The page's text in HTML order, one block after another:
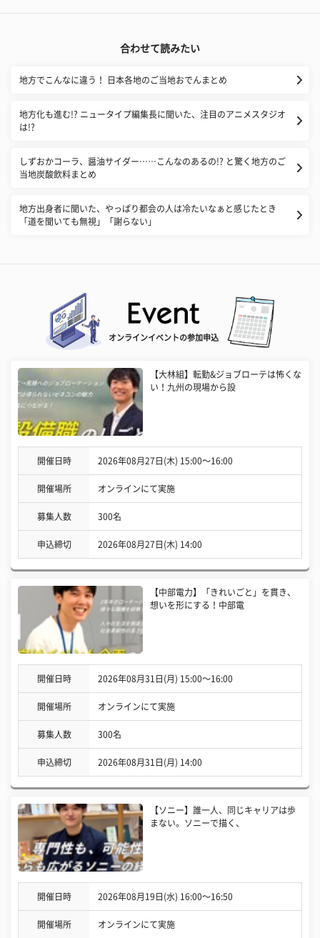
合わせて読みたい
地方でこんなに違う！ 日本各地のご当地おでんまとめ
地方化も進む!? ニュータイプ編集長に聞いた、注目のアニメスタジオ
は!?
しずおかコーラ、醤油サイダー……こんなのあるの!? と驚く地方のご
当地炭酸飲料まとめ
地方出身者に聞いた、やっぱり都会の人は冷たいなぁと感じたとき
「道を聞いても無視」「謝らない」
オンラインイベントの参加申込
【大林組】転勤&ジョブローテは怖くな
い！九州の現場から設
開催日時 2026年08月27日(木) 15:00〜16:00
開催場所 オンラインにて実施
募集人数 300名
申込締切 2026年08月27日(木) 14:00
【中部電力】「きれいごと」を貫き、
想いを形にする！中部電
開催日時 2026年08月31日(月) 15:00〜16:00
開催場所 オンラインにて実施
募集人数 300名
申込締切 2026年08月31日(月) 14:00
【ソニー】誰一人、同じキャリアは歩
まない。ソニーで描く、
開催日時 2026年08月19日(水) 16:00〜16:50
開催場所 オンラインにて実施